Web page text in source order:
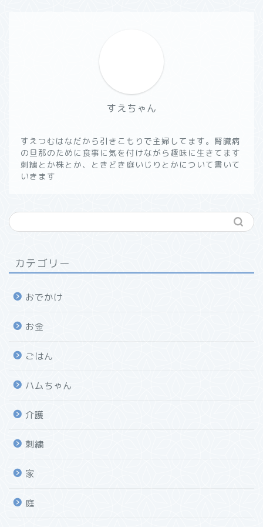
すえちゃん
すえつむはなだから引きこもりで主婦してます。腎臓病
の旦那のために食事に気を付けながら趣味に生きてます
刺繍とか株とか、ときどき庭いじりとかについて書いて
いきます
カテゴリー
おでかけ
お金
ごはん
ハムちゃん
介護
刺繍
家
庭